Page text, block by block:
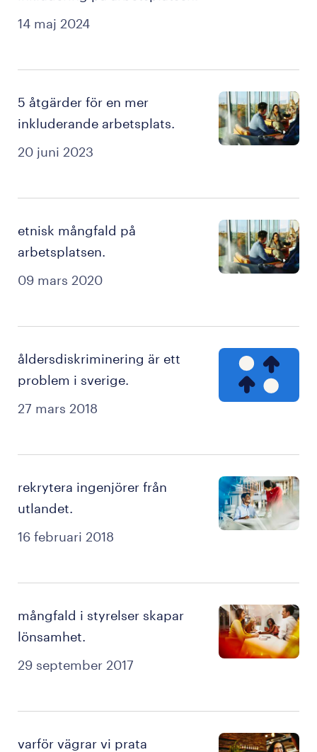
14 maj 2024
20 juni 2023
5 åtgärder för en mer
inkluderande arbetsplats.
09 mars 2020
etnisk mångfald på
arbetsplatsen.
27 mars 2018
åldersdiskriminering är ett
problem i sverige.
16 februari 2018
rekrytera ingenjörer från
utlandet.
29 september 2017
mångfald i styrelser skapar
lönsamhet.
varför vägrar vi prata